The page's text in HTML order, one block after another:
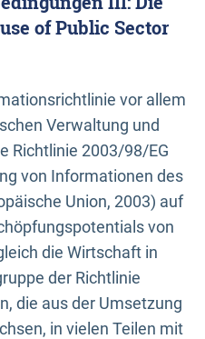
of Public Sector
vor allem
Verwaltung und
Richtlinie 2003/98/EG
von Informationen des
Union, 2003) auf
von
die Wirtschaft in
der Richtlinie
die aus der Umsetzung
in vielen Teilen mit